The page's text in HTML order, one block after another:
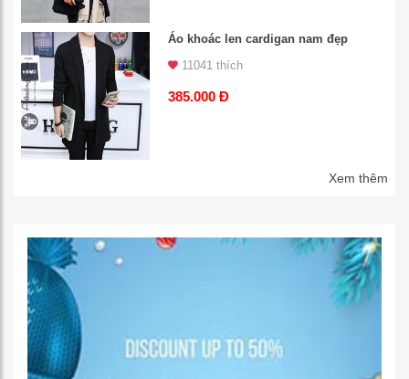
Áo khoác len cardigan nam đẹp
11041 thích
385.000 Đ
Xem thêm